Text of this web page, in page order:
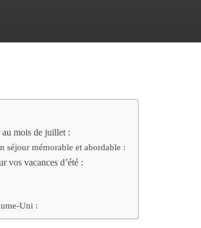
mois de juillet :
séjour mémorable et abordable :
vos vacances d’été :
Uni :